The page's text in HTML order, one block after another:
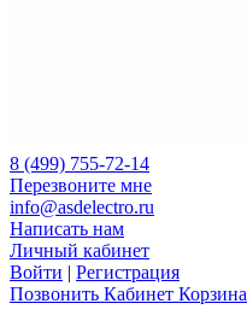
8 (499) 755-72-14
Перезвоните мне
info@asdelectro.ru
Написать нам
Личный кабинет
Войти | Регистрация
Позвонить Кабинет Корзина